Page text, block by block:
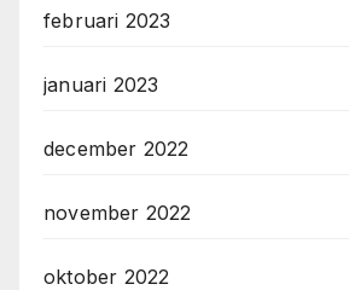
februari 2023
januari 2023
december 2022
november 2022
oktober 2022